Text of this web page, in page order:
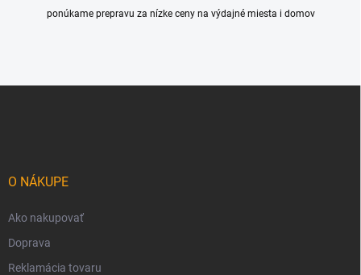
ponúkame prepravu za nízke ceny na výdajné miesta i domov
O NÁKUPE
Ako nakupovať
Doprava
Reklamácia tovaru